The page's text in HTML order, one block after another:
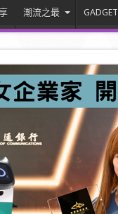
潮流之最 GADGET